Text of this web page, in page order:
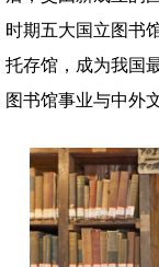
时期五大国立图书
托存馆，成为我国
图书馆事业与中外